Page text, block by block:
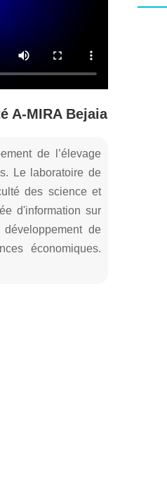
A-MIRA Bejaia
de l’élevage
Le laboratoire de
des science et
d'information sur
de
économiques.